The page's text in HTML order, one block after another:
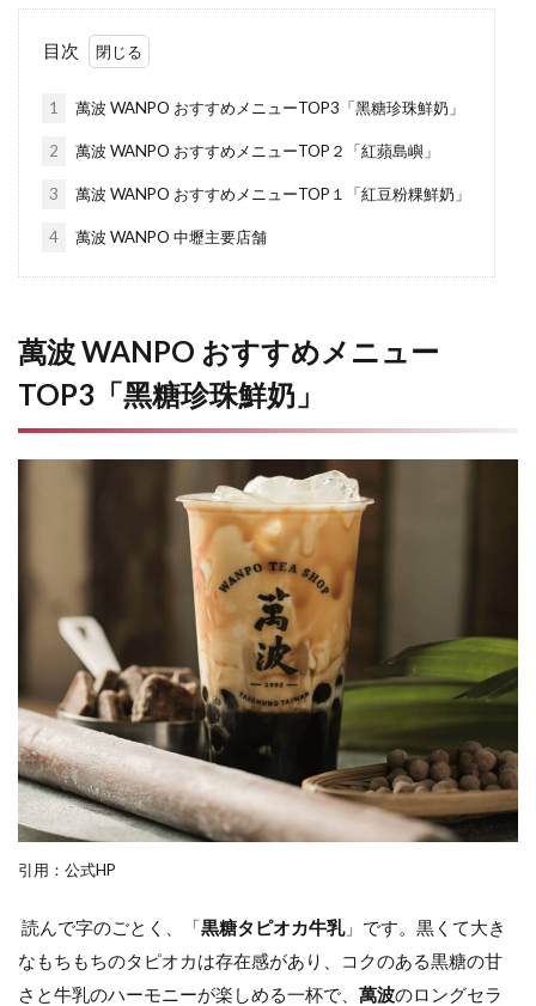
目次
1 萬波 WANPO おすすめメニューTOP3「黑糖珍珠鮮奶」
2 萬波 WANPO おすすめメニューTOP２「紅蘋島嶼」
3 萬波 WANPO おすすめメニューTOP１「紅豆粉粿鮮奶」
4 萬波 WANPO 中壢主要店舗
萬波 WANPO おすすめメニュー
TOP3「黑糖珍珠鮮奶」
引用：公式HP
読んで字のごとく、「黒糖タピオカ牛乳」です。黒くて大き
なもちもちのタピオカは存在感があり、コクのある黒糖の甘
さと牛乳のハーモニーが楽しめる一杯で、 萬波のロングセラ